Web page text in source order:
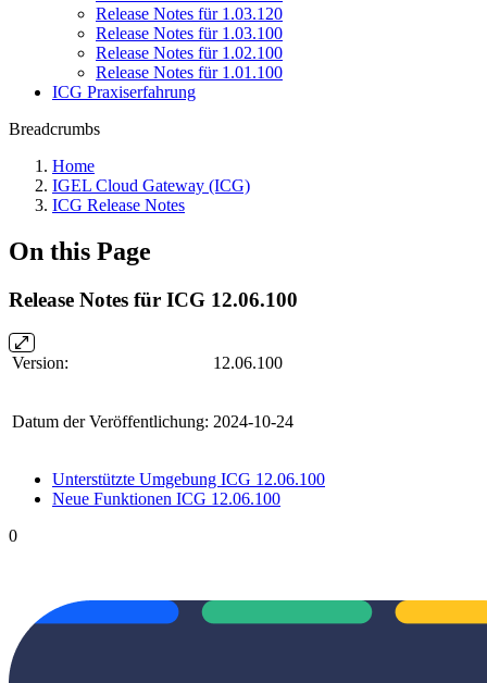
Release Notes für 1.03.120
Release Notes für 1.03.100
Release Notes für 1.02.100
Release Notes für 1.01.100
ICG Praxiserfahrung
Breadcrumbs
Home
IGEL Cloud Gateway (ICG)
ICG Release Notes
On this Page
Release Notes für ICG 12.06.100
Version: 12.06.100
Datum der Veröffentlichung: 2024-10-24
Unterstützte Umgebung ICG 12.06.100
Neue Funktionen ICG 12.06.100
0